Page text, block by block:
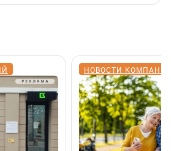
НОВОСТИ